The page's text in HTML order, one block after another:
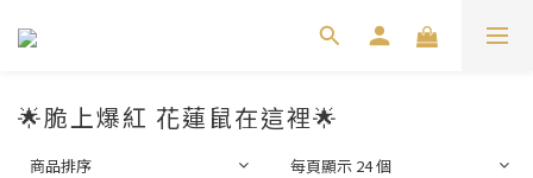
🌟脆上爆紅 花蓮鼠在這裡🌟
商品排序 每頁顯示 24 個